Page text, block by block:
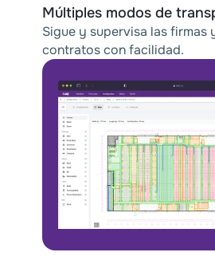
Múltiples modos de
Sigue y supervisa las firmas
contratos con facilidad.